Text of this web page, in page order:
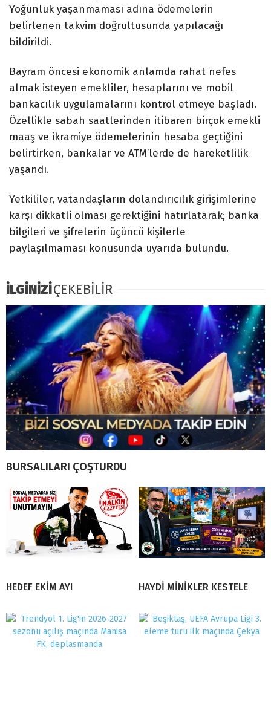
Yoğunluk yaşanmaması adına ödemelerin
belirlenen takvim doğrultusunda yapılacağı
bildirildi.
Bayram öncesi ekonomik anlamda rahat nefes
almak isteyen emekliler, hesaplarını ve mobil
bankacılık uygulamalarını kontrol etmeye başladı.
Özellikle sabah saatlerinden itibaren birçok emekli
maaş ve ikramiye ödemelerinin hesaba geçtiğini
belirtirken, bankalar ve ATM’lerde de hareketlilik
yaşandı.
Yetkililer, vatandaşların dolandırıcılık girişimlerine
karşı dikkatli olması gerektiğini hatırlatarak; banka
bilgileri ve şifrelerin üçüncü kişilerle
paylaşılmaması konusunda uyarıda bulundu.
İLGİNİZİÇEKEBİLİR
BURSALILARI ÇOŞTURDU
HEDEF EKİM AYI HAYDİ MİNİKLER KESTELE